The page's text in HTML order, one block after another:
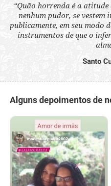
“Quão horrenda é a atitude
nenhum pudor, se vestem
publicamente, em seu modo
instrumentos de que o
Santo
Alguns depoimentos de